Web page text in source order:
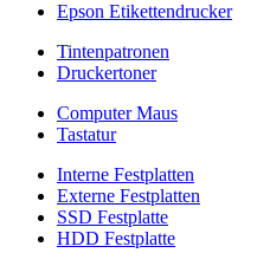
Epson Etikettendrucker
Tintenpatronen
Druckertoner
Computer Maus
Tastatur
Interne Festplatten
Externe Festplatten
SSD Festplatte
HDD Festplatte